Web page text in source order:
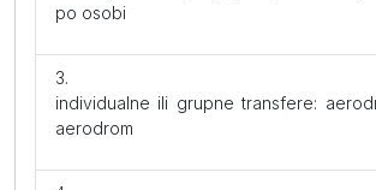
po osobi
individualne ili grupne transfere:
aerodrom